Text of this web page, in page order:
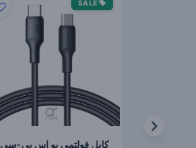
SALE
كابل فولتمي يو إس بي-سي